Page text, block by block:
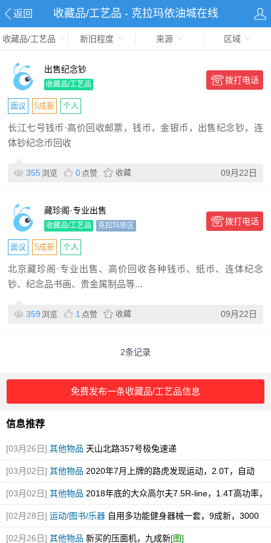
返回 收藏品/工艺品 - 克拉玛依油城在线
收藏品/工艺品 新旧程度 来源 区域
出售纪念钞
收藏品/工艺品 拨打电话
面议 5成新 个人
长江七号钱币·高价回收邮票，钱币，金银币，出售纪念钞，连
体钞纪念币回收
355 浏览 0 点赞 收藏 09月22日
藏珍阁·专业出售
收藏品/工艺品 克拉玛依区 拨打电话
面议 5成新 个人
北京藏珍阁·专业出售、高价回收各种钱币、纸币、连体纪念
钞、纪念品书画、贵金属制品等...
359 浏览 1 点赞 收藏 09月22日
2条记录
免费发布一条收藏品/工艺品信息
信息推荐
[03月26日] 其他物品 天山北路357号极兔速递
[03月02日] 其他物品 ​2020年7月上牌的路虎发现运动，2.0T，自动
挡，四驱，[图]
[03月02日] 其他物品 2018年底的大众高尔夫7.5R-line，1.4T高功率，
[图]
[02月28日] 运动/图书/乐器 ​自用多功能健身器械一套，9成新，3000
出，克拉玛依区昆仑[图]
[02月26日] 其他物品 新买的压面机，九成新[图]